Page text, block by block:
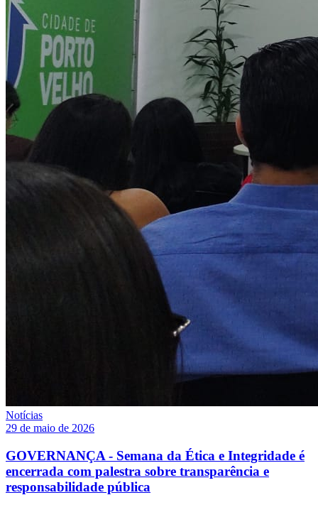
Notícias
29 de maio de 2026
GOVERNANÇA - Semana da Ética e Integridade é
encerrada com palestra sobre transparência e
responsabilidade pública